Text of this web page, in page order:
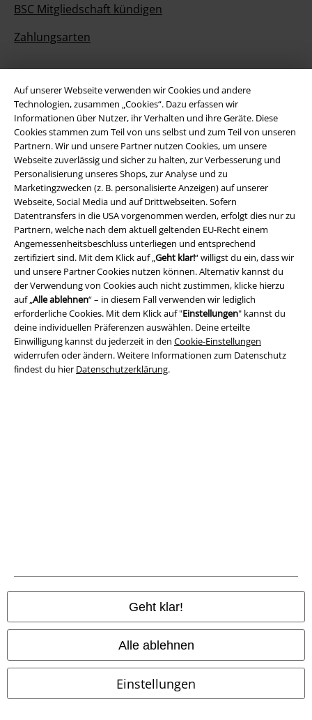
Auf unserer Webseite verwenden wir Cookies und andere
Technologien, zusammen „Cookies“. Dazu erfassen wir
Informationen über Nutzer, ihr Verhalten und ihre Geräte. Diese
Cookies stammen zum Teil von uns selbst und zum Teil von unseren
Partnern. Wir und unsere Partner nutzen Cookies, um unsere
Webseite zuverlässig und sicher zu halten, zur Verbesserung und
Personalisierung unseres Shops, zur Analyse und zu
Marketingzwecken (z. B. personalisierte Anzeigen) auf unserer
Webseite, Social Media und auf Drittwebseiten. Sofern
Datentransfers in die USA vorgenommen werden, erfolgt dies nur zu
Partnern, welche nach dem aktuell geltenden EU-Recht einem
Angemessenheitsbeschluss unterliegen und entsprechend
zertifiziert sind. Mit dem Klick auf „Geht klar!“ willigst du ein, dass wir
und unsere Partner Cookies nutzen können. Alternativ kannst du
der Verwendung von Cookies auch nicht zustimmen, klicke hierzu
auf „Alle ablehnen“ – in diesem Fall verwenden wir lediglich
erforderliche Cookies. Mit dem Klick auf "Einstellungen" kannst du
deine individuellen Präferenzen auswählen. Deine erteilte
Einwilligung kannst du jederzeit in den Cookie-Einstellungen
widerrufen oder ändern. Weitere Informationen zum Datenschutz
findest du hier Datenschutzerklärung.
Geht klar!
Alle ablehnen
Einstellungen
BSC Mitgliedschaft kündigen
Zahlungsarten
Angebote für dich
Magazin
Gewinnspiele
EMP Gutscheine bestellen
EMP Backstage Club
Studentenrabatt
Über EMP
EMP Events
Partnerprogramm